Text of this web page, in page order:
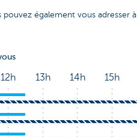
également vous adresser à